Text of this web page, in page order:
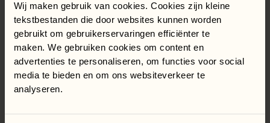
Wij maken gebruik van cookies. Cookies zijn kleine
tekstbestanden die door websites kunnen worden
gebruikt om gebruikerservaringen efficiënter te
maken. We gebruiken cookies om content en
advertenties te personaliseren, om functies voor social
media te bieden en om ons websiteverkeer te
analyseren.